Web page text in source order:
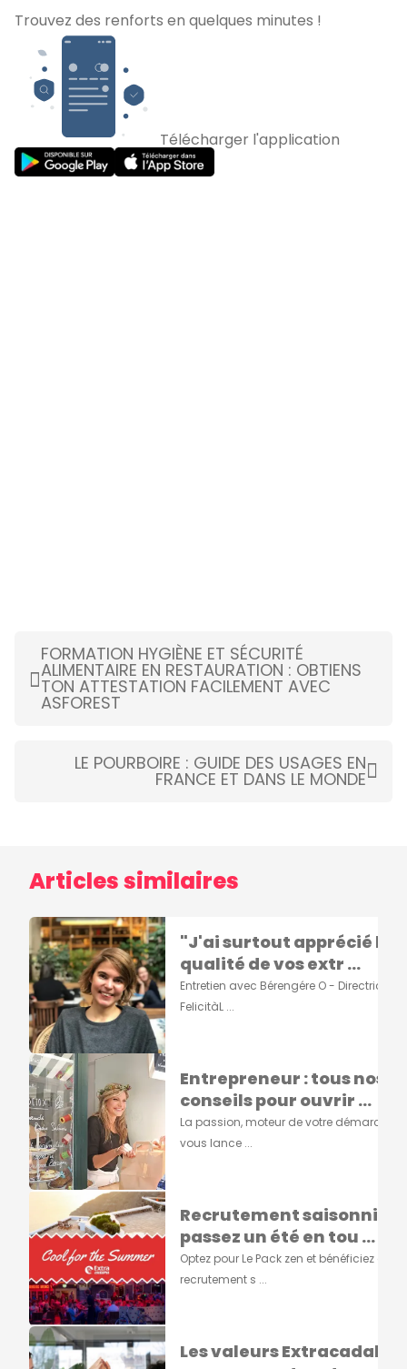
Trouvez des renforts en quelques minutes !
Télécharger l'application
FORMATION HYGIÈNE ET SÉCURITÉ
ALIMENTAIRE EN RESTAURATION : OBTIENS
TON ATTESTATION FACILEMENT AVEC
ASFOREST
LE POURBOIRE : GUIDE DES USAGES EN
FRANCE ET DANS LE MONDE
Articles similaires
"J'ai surtout apprécié la
qualité de vos extr ...
Entretien avec Bérengére O - Directrice
FelicitàL ...
Entrepreneur : tous nos
conseils pour ouvrir ...
La passion, moteur de votre
vous lance ...
Recrutement saisonnier :
passez un été en tou ...
Optez pour Le Pack zen et bénéficiez d'un
recrutement s ...
Les valeurs